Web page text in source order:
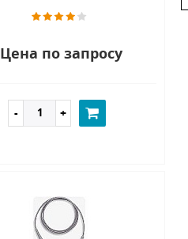
Цена по запросу